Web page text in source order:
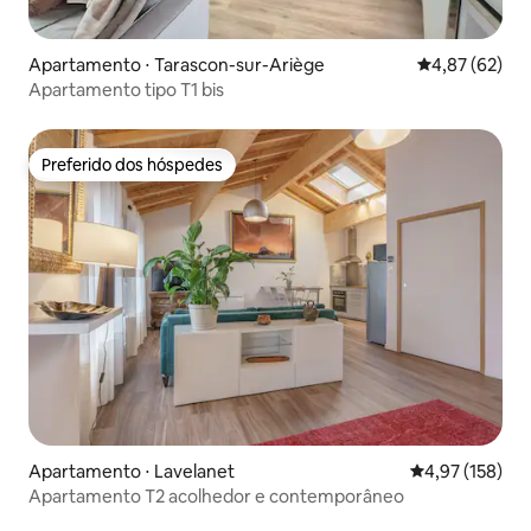
Apartamento ⋅ Tarascon-sur-Ariège 4,87 de uma
4,87 (62)
Apartamento tipo T1 bis
Preferido dos hóspedes
Preferido dos hóspedes
Apartamento ⋅ Lavelanet 4,97 de uma
4,97 (158)
Apartamento T2 acolhedor e contemporâneo